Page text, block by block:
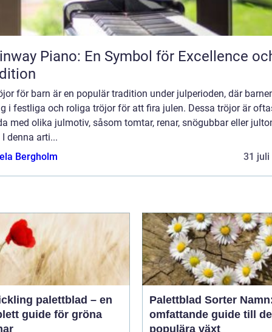
Piano: En Symbol för Excellence
för barn är en populär tradition under julperioden, där
i festliga och roliga tröjor för att fira julen. Dessa tröjor är
med olika julmotiv, såsom tomtar, renar, snögubbar eller
denna arti...
Bergholm
31 juli
palettblad – en
guide för gröna
Palettblad Sorter
omfattande guide till
populära växt